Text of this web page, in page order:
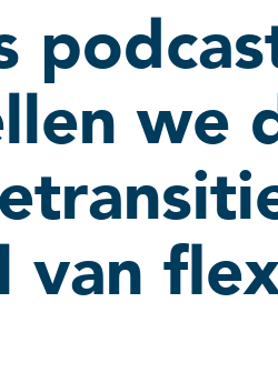
we
van